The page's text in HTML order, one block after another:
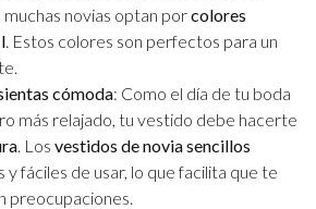
novias optan porcolores
. Estos colores son perfectos para un
cómoda: Como el día de tu boda
más relajado, tu vestido debe hacerte
. Los vestidos de novia sencillos
y fáciles de usar, lo que facilita que te
preocupaciones.